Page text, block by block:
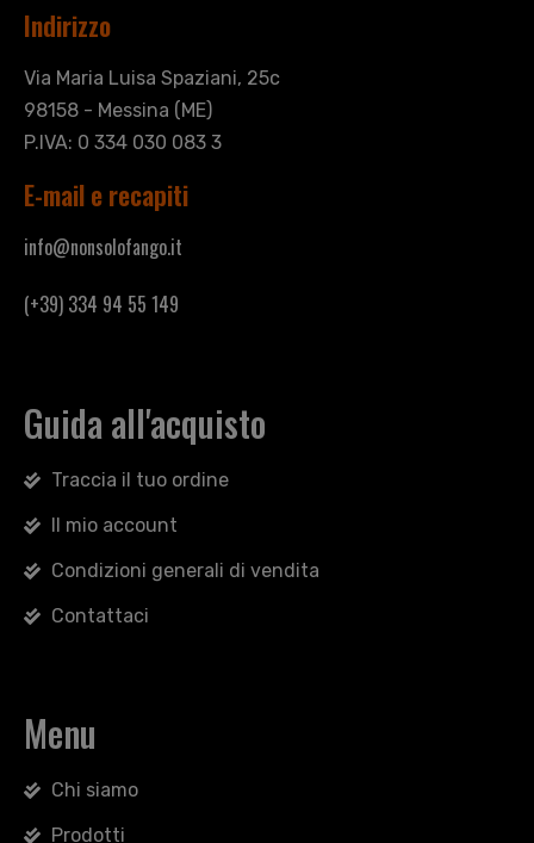
Indirizzo
Via Maria Luisa Spaziani, 25c
98158 - Messina (ME)
P.IVA: 0 334 030 083 3
E-mail e recapiti
info@nonsolofango.it
(+39) 334 94 55 149
Guida all'acquisto
Traccia il tuo ordine
Il mio account
Condizioni generali di vendita
Contattaci
Menu
Chi siamo
Prodotti